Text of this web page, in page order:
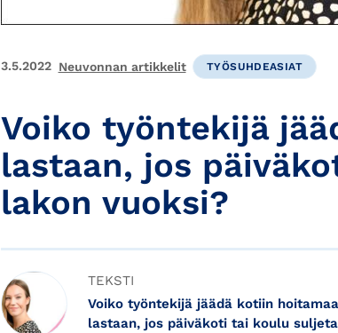
3.5.2022 Neuvonnan artikkelit TYÖSUHDEASIAT
Voiko työntekijä
lastaan, jos
lakon vuoksi?
TEKSTI
Voiko työntekijä jäädä kotiin
lastaan, jos päiväkoti tai koulu